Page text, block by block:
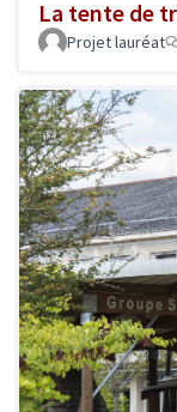
La tente de
Projet lauréat